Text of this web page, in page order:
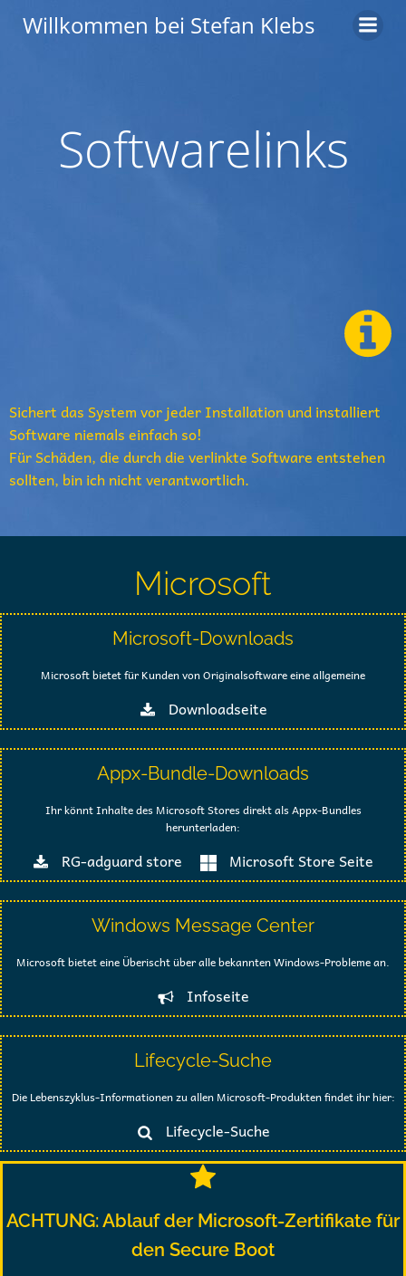
Inhalt
Willkommen bei Stefan Klebs
Softwarelinks
Sichert das System vor jeder Installation und installiert
Software niemals einfach so!
Für Schäden, die durch die verlinkte Software entstehen
sollten, bin ich nicht verantwortlich.
Microsoft
Microsoft-Downloads
Microsoft bietet für Kunden von Originalsoftware eine allgemeine
Downloadseite
Appx-Bundle-Downloads
Ihr könnt Inhalte des Microsoft Stores direkt als Appx-Bundles
herunterladen:
RG-adguard store Microsoft Store Seite
Windows Message Center
Microsoft bietet eine Überischt über alle bekannten Windows-Probleme an.
Infoseite
Lifecycle-Suche
Die Lebenszyklus-Informationen zu allen Microsoft-Produkten findet ihr hier:
Lifecycle-Suche
ACHTUNG: Ablauf der Microsoft-Zertifikate für
den Secure Boot